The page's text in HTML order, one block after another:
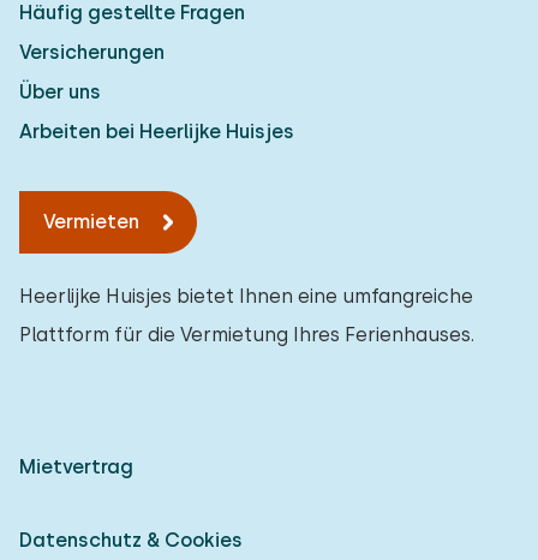
Häufig gestellte Fragen
Versicherungen
Über uns
Arbeiten bei Heerlijke Huisjes
Vermieten
Heerlijke Huisjes bietet Ihnen eine umfangreiche
Plattform für die Vermietung Ihres Ferienhauses.
Mietvertrag
Datenschutz & Cookies